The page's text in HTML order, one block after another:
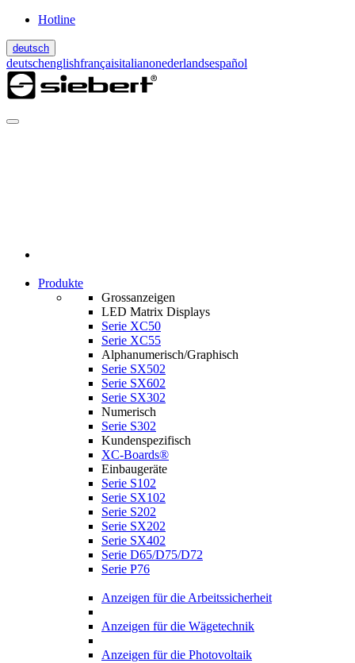
Hotline
deutsch
deutschenglishfrançaisitalianonederlandsespañol
Produkte
Grossanzeigen
LED Matrix Displays
Serie XC50
Serie XC55
Alphanumerisch/Graphisch
Serie SX502
Serie SX602
Serie SX302
Numerisch
Serie S302
Kundenspezifisch
XC-Boards®
Einbaugeräte
Serie S102
Serie SX102
Serie S202
Serie SX202
Serie SX402
Serie D65/D75/D72
Serie P76
Anzeigen für die Arbeitssicherheit
Anzeigen für die Wägetechnik
Anzeigen für die Photovoltaik